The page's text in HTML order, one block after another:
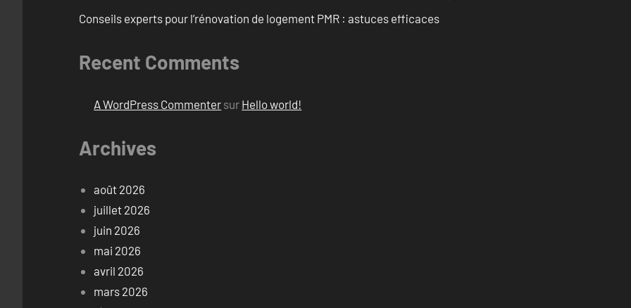
Conseils experts pour l’rénovation de logement PMR : astuces efficaces
Recent Comments
A WordPress Commenter sur Hello world!
Archives
août 2026
juillet 2026
juin 2026
mai 2026
avril 2026
mars 2026